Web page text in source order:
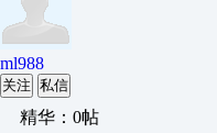
ml988
关注 私信
精华：0帖